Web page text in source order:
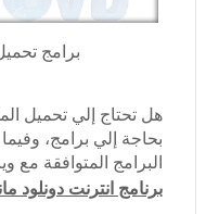
برامج
هل تحتاج إلي تحميل
بحاجة إلي برامج،
البرامج المتوافقة مع
برنامج انترنت دونلود